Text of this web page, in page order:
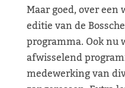
Maar goed, over een
editie van de
programma. Ook nu
afwisselend
medewerking van